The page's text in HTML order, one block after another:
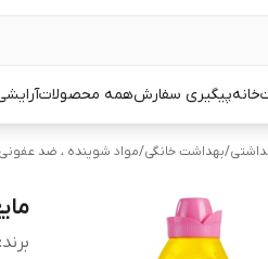
خانهپیگیری سفارشهمه محصولات
/بهداشت خانگی/مواد شوینده ، ضد عفونی
برند: